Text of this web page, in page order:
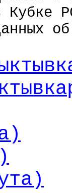
Кубке